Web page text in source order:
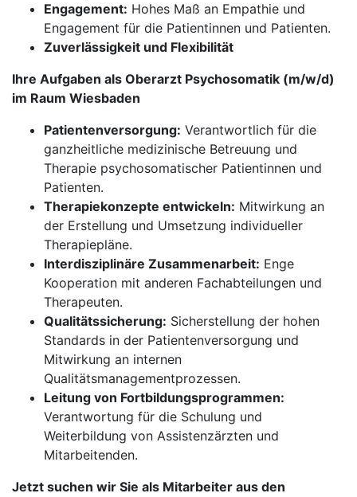
Engagement: Hohes Maß an Empathie und
Engagement für die Patientinnen und Patienten.
Zuverlässigkeit und Flexibilität
Ihre Aufgaben als Oberarzt Psychosomatik (m/w/d)
im Raum Wiesbaden
Patientenversorgung: Verantwortlich für die
ganzheitliche medizinische Betreuung und
Therapie psychosomatischer Patientinnen und
Patienten.
Therapiekonzepte entwickeln: Mitwirkung an
der Erstellung und Umsetzung individueller
Therapiepläne.
Interdisziplinäre Zusammenarbeit: Enge
Kooperation mit anderen Fachabteilungen und
Therapeuten.
Qualitätssicherung: Sicherstellung der hohen
Standards in der Patientenversorgung und
Mitwirkung an internen
Qualitätsmanagementprozessen.
Leitung von Fortbildungsprogrammen:
Verantwortung für die Schulung und
Weiterbildung von Assistenzärzten und
Mitarbeitenden.
Jetzt suchen wir Sie als Mitarbeiter aus den